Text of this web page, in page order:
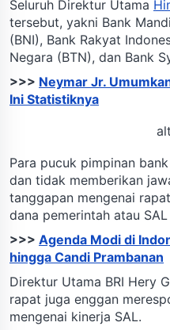
Seluruh Direktur Utama
tersebut, yakni Bank
(BNI), Bank Rakyat
Negara (BTN), dan Bank
>>> Neymar Jr.
Ini Statistiknya
Para pucuk pimpinan
dan tidak memberikan
tanggapan mengenai
dana pemerintah atau
>>> Agenda Modi di
hingga Candi Prambanan
Direktur Utama BRI Hery
rapat juga enggan
mengenai kinerja SAL.